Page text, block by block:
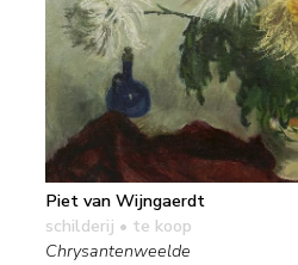
Piet van Wijngaerdt
schilderij • te koop
Chrysantenweelde